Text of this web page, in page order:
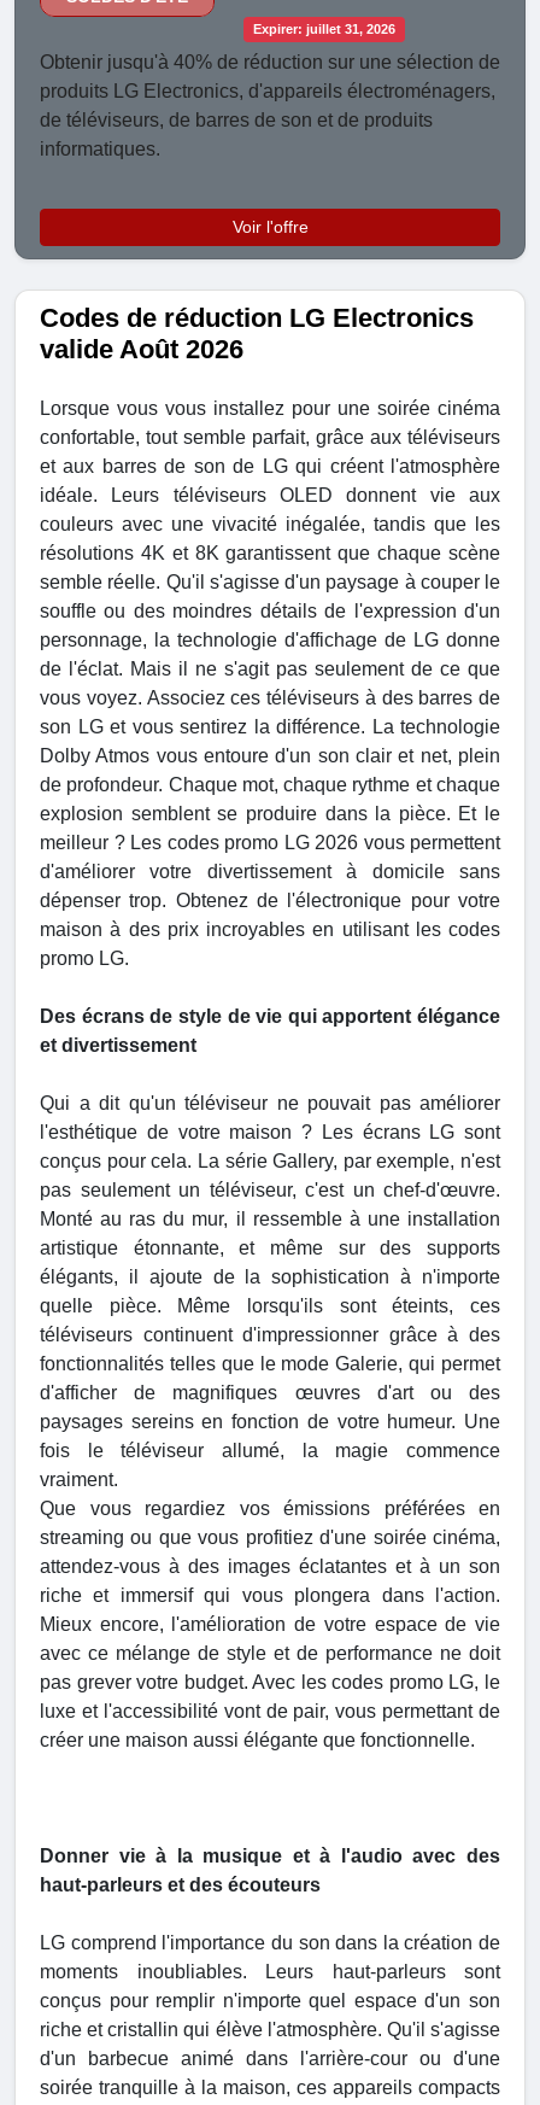
Expirer: juillet 31, 2026
Obtenir jusqu'à 40% de réduction sur une sélection de
produits LG Electronics, d'appareils électroménagers,
de téléviseurs, de barres de son et de produits
informatiques.
Voir l'offre
Codes de réduction LG Electronics
valide Août 2026
Lorsque vous vous installez pour une soirée cinéma
confortable, tout semble parfait, grâce aux téléviseurs
et aux barres de son de LG qui créent l'atmosphère
idéale. Leurs téléviseurs OLED donnent vie aux
couleurs avec une vivacité inégalée, tandis que les
résolutions 4K et 8K garantissent que chaque scène
semble réelle. Qu'il s'agisse d'un paysage à couper le
souffle ou des moindres détails de l'expression d'un
personnage, la technologie d'affichage de LG donne
de l'éclat. Mais il ne s'agit pas seulement de ce que
vous voyez. Associez ces téléviseurs à des barres de
son LG et vous sentirez la différence. La technologie
Dolby Atmos vous entoure d'un son clair et net, plein
de profondeur. Chaque mot, chaque rythme et chaque
explosion semblent se produire dans la pièce. Et le
meilleur ? Les codes promo LG 2026 vous permettent
d'améliorer votre divertissement à domicile sans
dépenser trop. Obtenez de l'électronique pour votre
maison à des prix incroyables en utilisant les codes
promo LG.
Des écrans de style de vie qui apportent élégance
et divertissement
Qui a dit qu'un téléviseur ne pouvait pas améliorer
l'esthétique de votre maison ? Les écrans LG sont
conçus pour cela. La série Gallery, par exemple, n'est
pas seulement un téléviseur, c'est un chef-d'œuvre.
Monté au ras du mur, il ressemble à une installation
artistique étonnante, et même sur des supports
élégants, il ajoute de la sophistication à n'importe
quelle pièce. Même lorsqu'ils sont éteints, ces
téléviseurs continuent d'impressionner grâce à des
fonctionnalités telles que le mode Galerie, qui permet
d'afficher de magnifiques œuvres d'art ou des
paysages sereins en fonction de votre humeur. Une
fois le téléviseur allumé, la magie commence
vraiment.
Que vous regardiez vos émissions préférées en
streaming ou que vous profitiez d'une soirée cinéma,
attendez-vous à des images éclatantes et à un son
riche et immersif qui vous plongera dans l'action.
Mieux encore, l'amélioration de votre espace de vie
avec ce mélange de style et de performance ne doit
pas grever votre budget. Avec les codes promo LG, le
luxe et l'accessibilité vont de pair, vous permettant de
créer une maison aussi élégante que fonctionnelle.
Donner vie à la musique et à l'audio avec des
haut-parleurs et des écouteurs
LG comprend l'importance du son dans la création de
moments inoubliables. Leurs haut-parleurs sont
conçus pour remplir n'importe quel espace d'un son
riche et cristallin qui élève l'atmosphère. Qu'il s'agisse
d'un barbecue animé dans l'arrière-cour ou d'une
soirée tranquille à la maison, ces appareils compacts